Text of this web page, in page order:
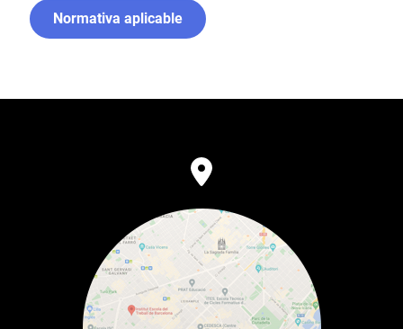
Normativa aplicable